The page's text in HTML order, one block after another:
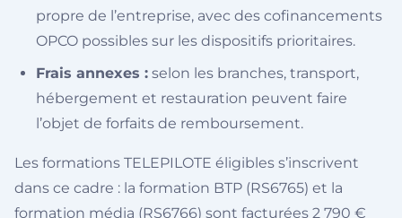
propre de l’entreprise, avec des cofinancements
OPCO possibles sur les dispositifs prioritaires.
Frais annexes : selon les branches, transport,
hébergement et restauration peuvent faire
l’objet de forfaits de remboursement.
Les formations TELEPILOTE éligibles s’inscrivent
dans ce cadre : la formation BTP (RS6765) et la
formation média (RS6766) sont facturées 2 790 €